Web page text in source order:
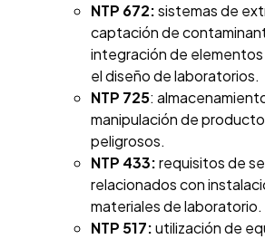
NTP 672:sistemas de
captación de
integración de
el diseño de laboratorios.
NTP 725:
manipulación de
peligrosos.
NTP 433:requisitos de
relacionados con
materiales de laboratorio.
NTP 517:utilización de